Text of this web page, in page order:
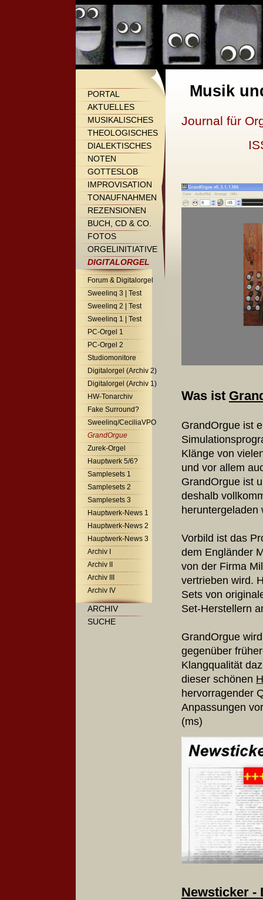
Musik
PORTAL
AKTUELLES
MUSIKALISCHES
THEOLOGISCHES
DIALEKTISCHES
NOTEN
GOTTESLOB
IMPROVISATION
TONAUFNAHMEN
REZENSIONEN
BUCH, CD & CO.
FOTOS
ORGELINITIATIVE
DIGITALORGEL
Forum & Digitalorgel
Sweelinq 3 | Test
Sweelinq 2 | Test
Sweelinq 1 | Test
PC-Orgel 1
PC-Orgel 2
Studiomonitore
Digitalorgel (Archiv 2)
Digitalorgel (Archiv 1)
HW-Tonarchiv
Fake Surround?
Sweelinq/CeciliaVPO
GrandOrgue
Zurek-Orgel
Hauptwerk 5/6?
Samplesets 1
Samplesets 2
Samplesets 3
Hauptwerk-News 1
Hauptwerk-News 2
Hauptwerk-News 3
Archiv I
Archiv II
Archiv III
Archiv IV
ARCHIV
SUCHE
Journal für
Was ist
GrandOrgue ist
Klänge von
und vor allem
GrandOrgue ist
deshalb
heruntergeladen
Vorbild ist das
dem Engländer
von der Firma
vertrieben wird.
Sets von
Set-Herstellern
GrandOrgue
gegenüber
Klangqualität
dieser schönen
hervorragender
Anpassungen
Newsticker -